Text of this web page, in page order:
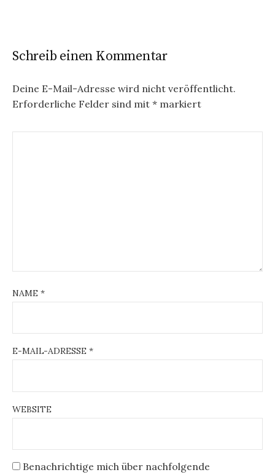
Schreib einen Kommentar
Deine E-Mail-Adresse wird nicht veröffentlicht.
Erforderliche Felder sind mit * markiert
NAME *
E-MAIL-ADRESSE *
WEBSITE
Benachrichtige mich über nachfolgende